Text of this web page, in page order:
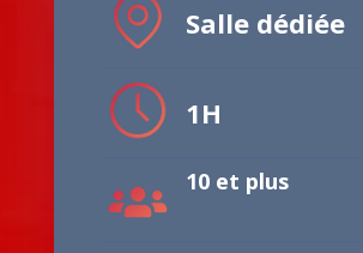
Salle dédiée
1H
10 et plus